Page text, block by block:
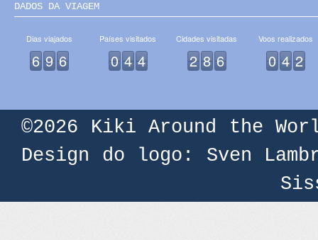
DADOS DA VIAGEM
Dias viajados
6 9 6
Países visitados
0 4 4
Cidades visitadas
2 8 6
Voos realizados
0 4 2
©2026 Kiki Around the
Design do logo: Sven